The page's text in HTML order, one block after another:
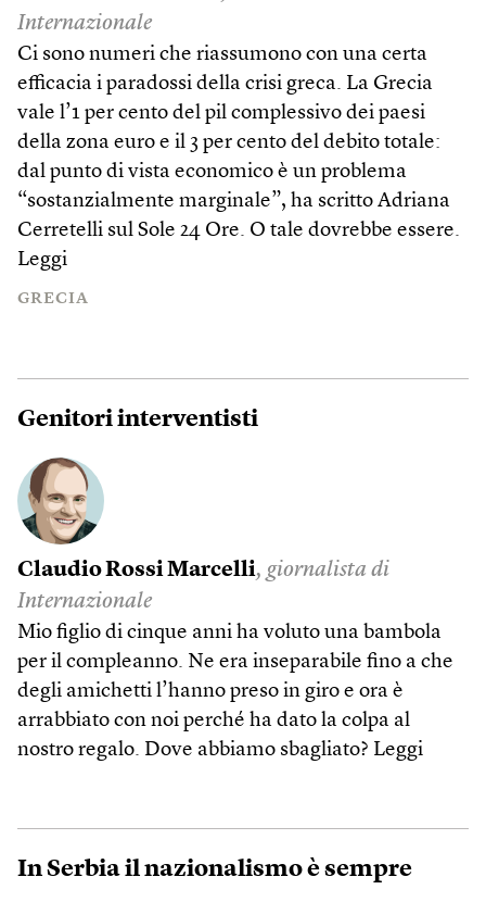
Internazionale
Ci sono numeri che riassumono con una certa
efficacia i paradossi della crisi greca. La Grecia
vale l’1 per cento del pil complessivo dei paesi
della zona euro e il 3 per cento del debito totale:
dal punto di vista economico è un problema
“sostanzialmente marginale”, ha scritto Adriana
Cerretelli sul Sole 24 Ore. O tale dovrebbe essere.
Leggi
GRECIA
Genitori interventisti
Claudio Rossi Marcelli, giornalista di
Internazionale
Mio figlio di cinque anni ha voluto una bambola
per il compleanno. Ne era inseparabile fino a che
degli amichetti l’hanno preso in giro e ora è
arrabbiato con noi perché ha dato la colpa al
nostro regalo. Dove abbiamo sbagliato? Leggi
In Serbia il nazionalismo è sempre